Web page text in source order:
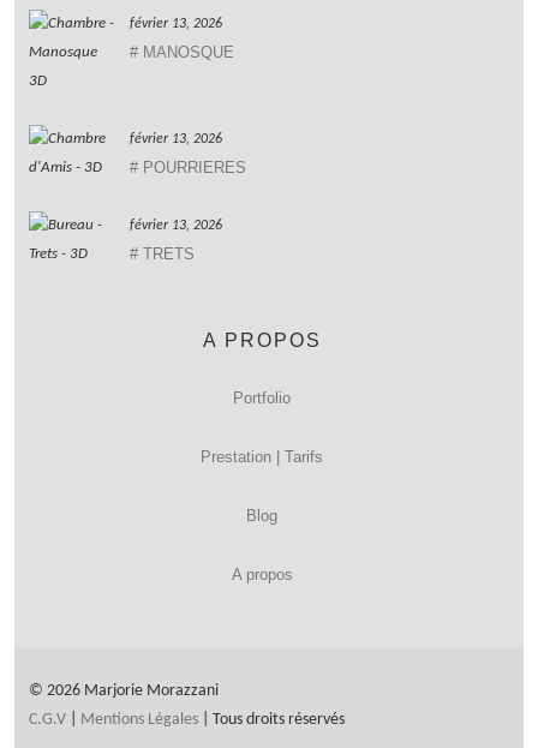
février 13, 2026
# MANOSQUE
février 13, 2026
# POURRIERES
février 13, 2026
# TRETS
A PROPOS
Portfolio
Prestation | Tarifs
Blog
A propos
© 2026 Marjorie Morazzani
C.G.V
Mentions Légales | Tous droits réservés